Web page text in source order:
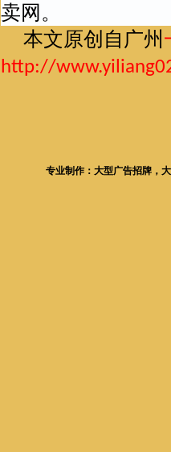
卖网 。
本文原创自广州
http://
专业制作：大型广告招牌，